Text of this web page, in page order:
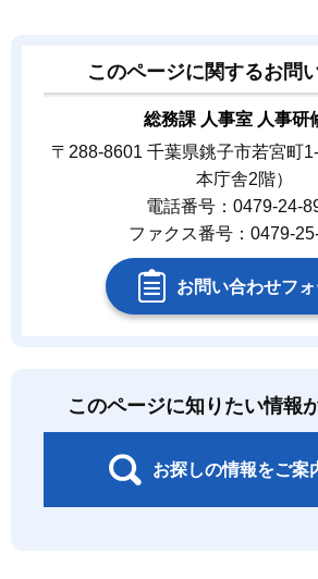
このページに関するお問
総務課 人事室 人事研
〒288-8601 千葉県銚子市若宮町
本庁舎2階）
電話番号：0479-24-
ファクス番号：0479-
お問い合わせフ
このページに知りたい情報
お探しの情報をご案